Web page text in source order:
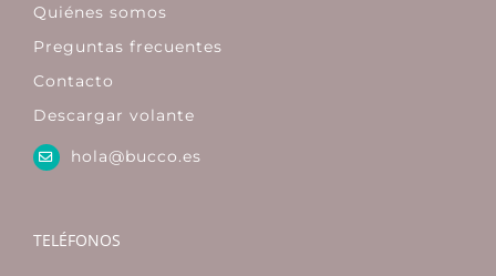
Quiénes somos
Preguntas frecuentes
Contacto
Descargar volante
hola@bucco.es
TELÉFONOS